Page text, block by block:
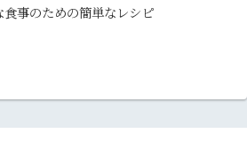
食事のための簡単なレシピ